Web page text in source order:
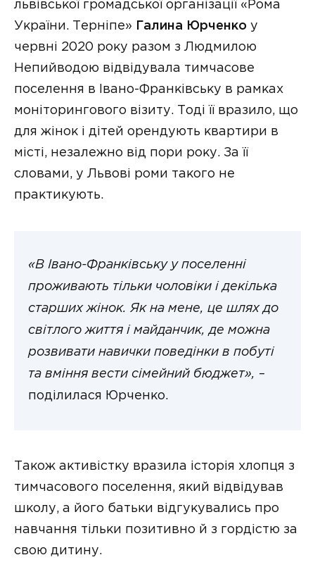
львівської громадської організації «Рома
України. Терніпе»
Галина Юрченко у
червні 2020 року разом з Людмилою
Непийводою відвідувала тимчасове
поселення в Івано-Франківську в рамках
моніторингового візиту. Тоді її вразило, що
для жінок і дітей орендують квартири в
місті, незалежно від пори року. За її
словами, у Львові роми такого не
практикують.
«В Івано-Франківську у поселенні
проживають тільки чоловіки і декілька
старших жінок. Як на мене, це шлях до
світлого життя і майданчик, де можна
розвивати навички поведінки в побуті
та вміння вести сімейний бюджет», –
поділилася Юрченко.
Також активістку вразила історія хлопця з
тимчасового поселення, який відвідував
школу, а його батьки відгукувались про
навчання тільки позитивно й з гордістю за
свою дитину.